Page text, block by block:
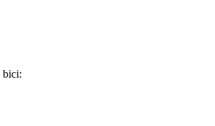
bici: